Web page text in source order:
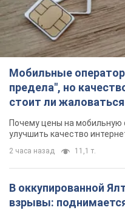
Мобильные
предела", но
стоит ли
Почему цены на мобильную
улучшить качество
2 часа назад 11,1 т.
В оккупированной
взрывы: